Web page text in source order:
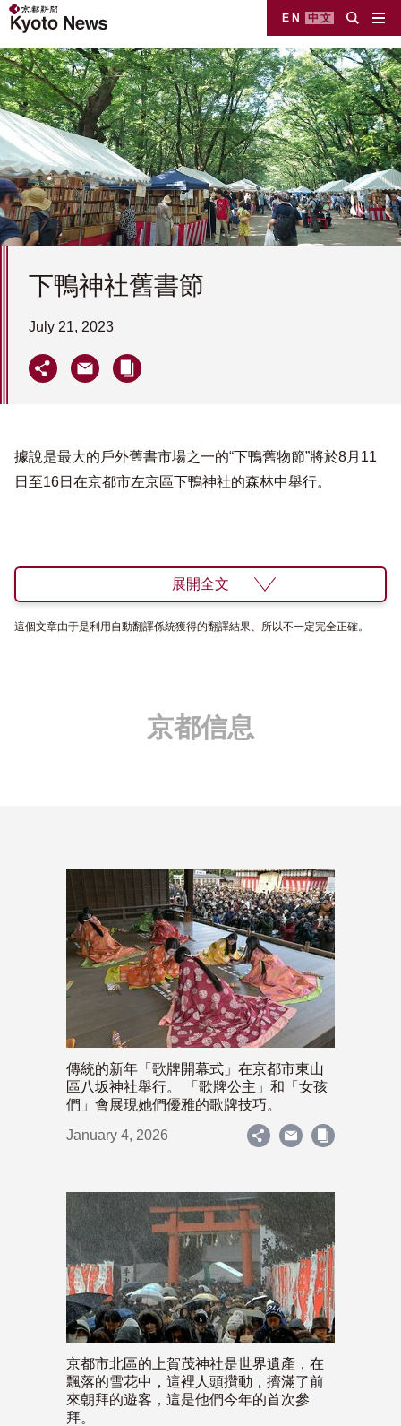
EN 中文
下鴨神社舊書節
July 21, 2023
據說是最大的戶外舊書市場之一的“下鴨舊物節”將於8月11
日至16日在京都市左京區下鴨神社的森林中舉行。
展開全文
這個文章由于是利用自動翻譯係統獲得的翻譯結果、所以不一定完全正確。
京都信息
傳統的新年「歌牌開幕式」在京都市東山
區八坂神社舉行。 「歌牌公主」和「女孩
們」會展現她們優雅的歌牌技巧。
January 4, 2026
京都市北區的上賀茂神社是世界遺產，在
飄落的雪花中，這裡人頭攢動，擠滿了前
來朝拜的遊客，這是他們今年的首次參
拜。